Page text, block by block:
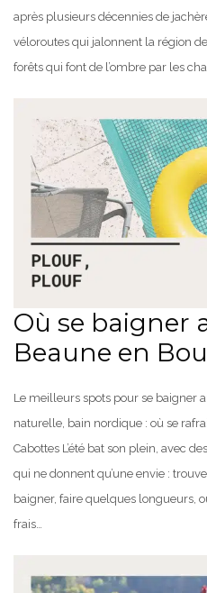
après plusieurs décennies de
véloroutes qui jalonnent la région
forêts qui font de l’ombre par les
Où se baigner
Beaune en
Le meilleurs spots pour se baigner
naturelle, bain nordique : où se
Cabottes L’été bat son plein, avec
qui ne donnent qu’une envie :
baigner, faire quelques longueurs,
frais…